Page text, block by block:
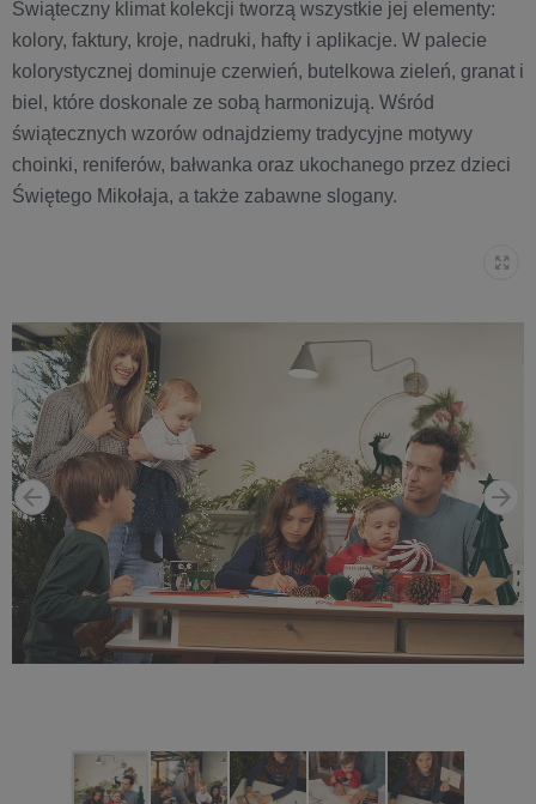
Świąteczny klimat kolekcji tworzą wszystkie jej elementy:
kolory, faktury, kroje, nadruki, hafty i aplikacje. W palecie
kolorystycznej dominuje czerwień, butelkowa zieleń, granat i
biel, które doskonale ze sobą harmonizują. Wśród
świątecznych wzorów odnajdziemy tradycyjne motywy
choinki, reniferów, bałwanka oraz ukochanego przez dzieci
Świętego Mikołaja, a także zabawne slogany.